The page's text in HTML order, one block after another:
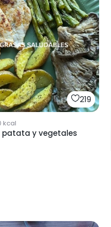
219
kcal
patata y vegetales